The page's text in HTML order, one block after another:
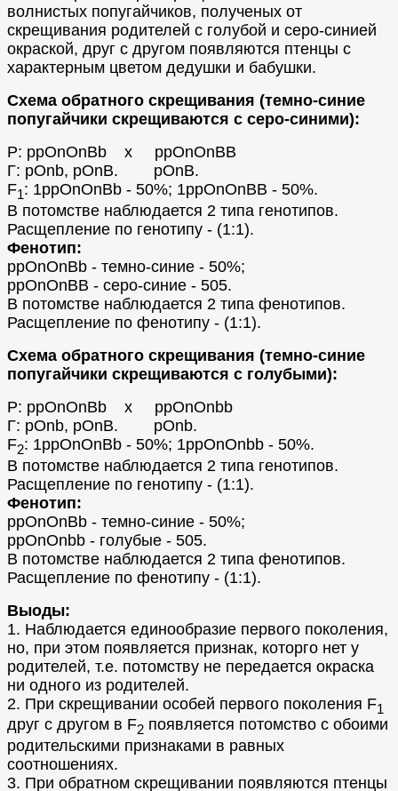
волнистых попугайчиков, полученых от
скрещивания родителей с голубой и серо-синией
окраской, друг с другом появляются птенцы с
характерным цветом дедушки и бабушки.
Схема обратного скрещивания (темно-синие
попугайчики скрещиваются с серо-синими):
Р: ppOnOnBb х ppOnOnBB
Г: pOnb, pOnВ. pOnВ.
F1: 1ppOnOnBb - 50%; 1ppOnOnBB - 50%.
В потомстве наблюдается 2 типа генотипов.
Расщепление по генотипу - (1:1).
Фенотип:
ppOnOnBb - темно-синие - 50%;
ppOnOnBB - серо-синие - 505.
В потомстве наблюдается 2 типа фенотипов.
Расщепление по фенотипу - (1:1).
Схема обратного скрещивания (темно-синие
попугайчики скрещиваются с голубыми):
Р: ppOnOnBb х ppOnOnbb
Г: pOnb, pOnВ. pOnb.
F2: 1ppOnOnBb - 50%; 1ppOnOnbb - 50%.
В потомстве наблюдается 2 типа генотипов.
Расщепление по генотипу - (1:1).
Фенотип:
ppOnOnBb - темно-синие - 50%;
ppOnOnbb - голубые - 505.
В потомстве наблюдается 2 типа фенотипов.
Расщепление по фенотипу - (1:1).
Выоды:
1. Наблюдается единообразие первого поколения,
но, при этом появляется признак, которго нет у
родителей, т.е. потомству не передается окраска
ни одного из родителей.
2. При скрещивании особей первого поколения F1
друг с другом в F2 появляется потомство с обоими
родительскими признаками в равных
соотношениях.
3. При обратном скрещивании появляются птенцы